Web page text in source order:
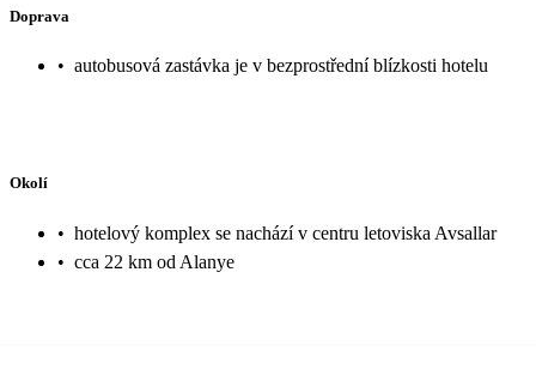
Doprava
• autobusová zastávka je v bezprostřední blízkosti hotelu
Okolí
• hotelový komplex se nachází v centru letoviska Avsallar
• cca 22 km od Alanye